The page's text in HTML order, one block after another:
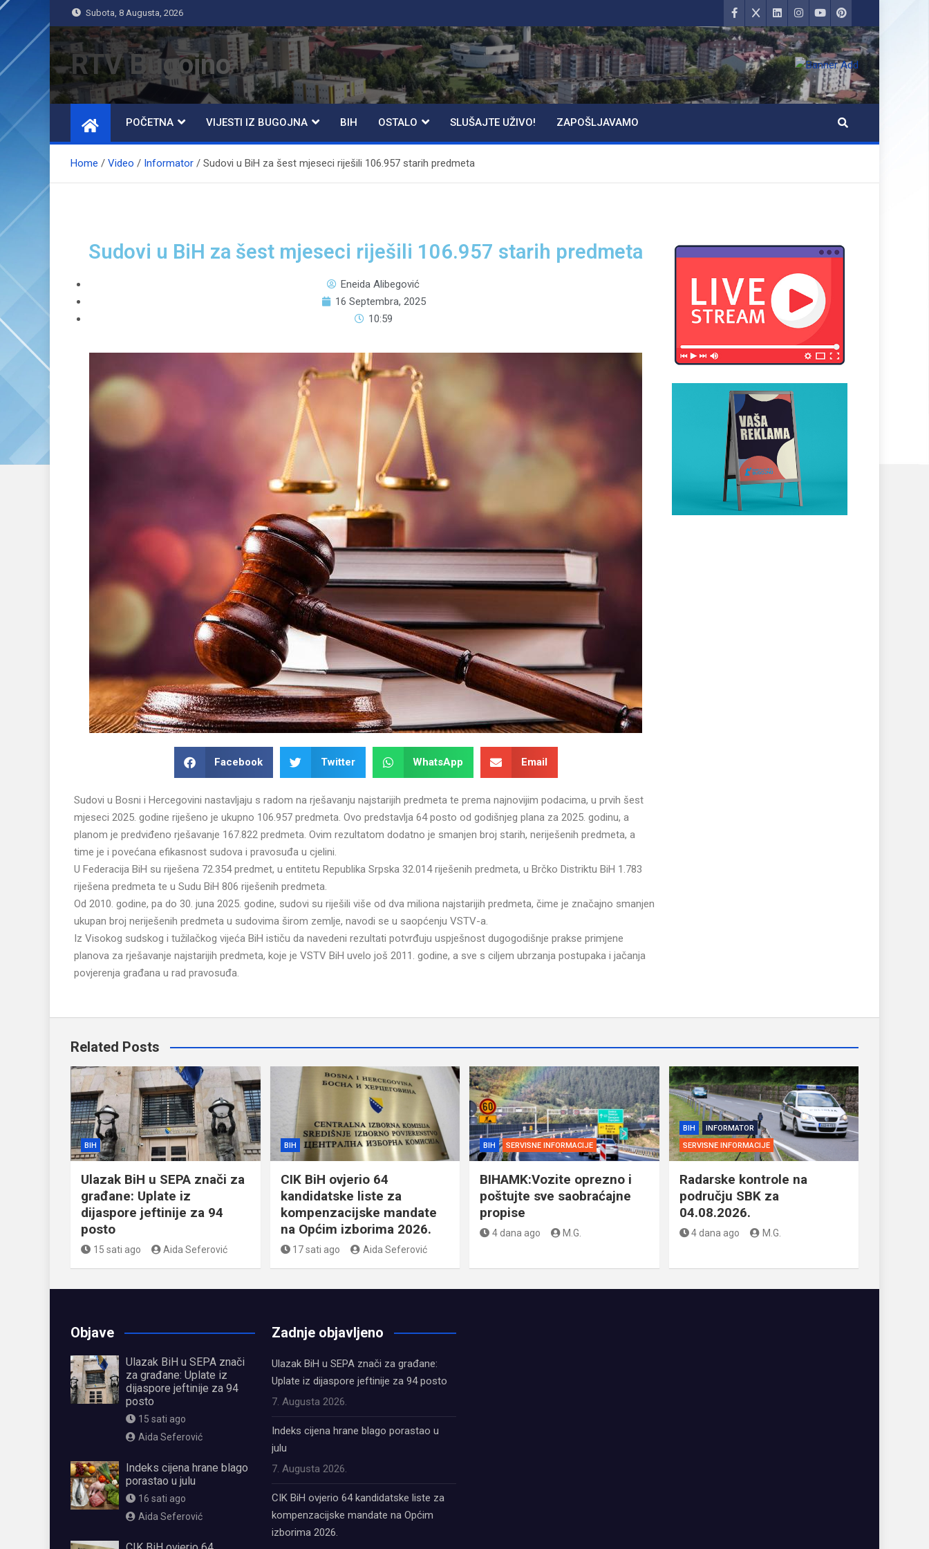
Subota, 8 Augusta, 2026
RTV Bugojno
POČETNA VIJESTI IZ BUGOJNA BIH OSTALO SLUŠAJTE UŽIVO! ZAPOŠLJAVAMO
Home Video Informator Sudovi u BiH za šest mjeseci riješili 106.957 starih predmeta
Sudovi u BiH za šest mjeseci riješili 106.957 starih predmeta
Eneida Alibegović
16 Septembra, 2025
10:59
Facebook Twitter WhatsApp Email
Sudovi u Bosni i Hercegovini nastavljaju s radom na rješavanju najstarijih predmeta te prema najnovijim podacima, u prvih šest
mjeseci 2025. godine riješeno je ukupno 106.957 predmeta. Ovo predstavlja 64 posto od godišnjeg plana za 2025. godinu, a
planom je predviđeno rješavanje 167.822 predmeta. Ovim rezultatom dodatno je smanjen broj starih, neriješenih predmeta, a
time je i povećana efikasnost sudova i pravosuđa u cjelini.
U Federacija BiH su riješena 72.354 predmet, u entitetu Republika Srpska 32.014 riješenih predmeta, u Brčko Distriktu BiH 1.783
riješena predmeta te u Sudu BiH 806 riješenih predmeta.
Od 2010. godine, pa do 30. juna 2025. godine, sudovi su riješili više od dva miliona najstarijih predmeta, čime je značajno smanjen
ukupan broj neriješenih predmeta u sudovima širom zemlje, navodi se u saopćenju VSTV-a.
Iz Visokog sudskog i tužilačkog vijeća BiH ističu da navedeni rezultati potvrđuju uspješnost dugogodišnje prakse primjene
planova za rješavanje najstarijih predmeta, koje je VSTV BiH uvelo još 2011. godine, a sve s ciljem ubrzanja postupaka i jačanja
povjerenja građana u rad pravosuđa.
Related Posts
BIH
Ulazak BiH u SEPA znači za
građane: Uplate iz
dijaspore jeftinije za 94
posto
15 sati ago Aida Seferović
BIH
CIK BiH ovjerio 64
kandidatske liste za
kompenzacijske mandate
na Općim izborima 2026.
17 sati ago Aida Seferović
BIH SERVISNE INFORMACIJE
BIHAMK:Vozite oprezno i
poštujte sve saobraćajne
propise
4 dana ago M.G.
BIH
INFORMATOR
SERVISNE INFORMACIJE
Radarske kontrole na
području SBK za
04.08.2026.
4 dana ago M.G.
Objave
Ulazak BiH u SEPA znači
za građane: Uplate iz
dijaspore jeftinije za 94
posto
15 sati ago
Aida Seferović
Indeks cijena hrane blago
porastao u julu
16 sati ago
Aida Seferović
Zadnje objavljeno
Ulazak BiH u SEPA znači za građane:
Uplate iz dijaspore jeftinije za 94 posto
7. Augusta 2026.
Indeks cijena hrane blago porastao u
julu
7. Augusta 2026.
CIK BiH ovjerio 64 kandidatske liste za
kompenzacijske mandate na Općim
izborima 2026.